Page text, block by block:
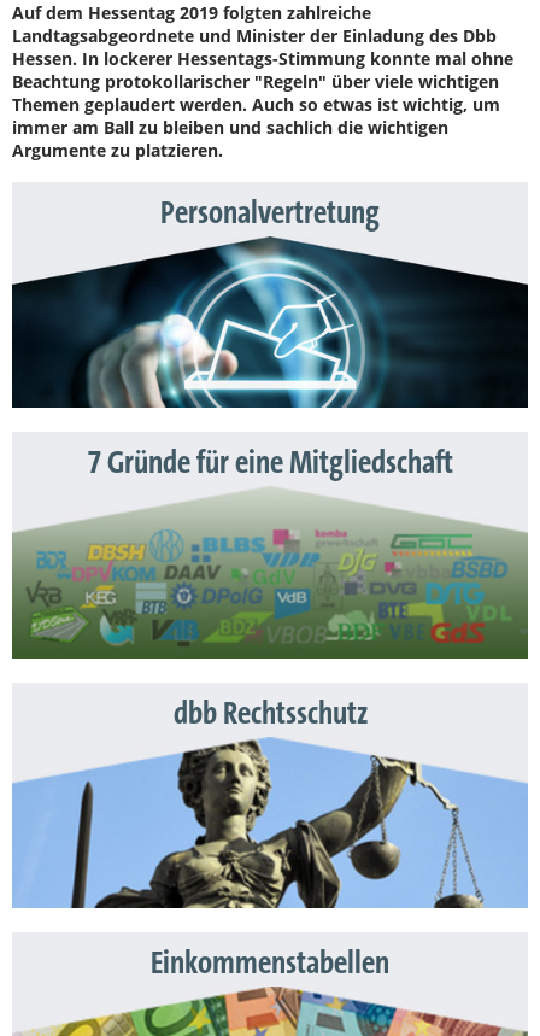
Auf dem Hessentag 2019 folgten zahlreiche
Landtagsabgeordnete und Minister der Einladung des Dbb
Hessen. In lockerer Hessentags-Stimmung konnte mal ohne
Beachtung protokollarischer "Regeln" über viele wichtigen
Themen geplaudert werden. Auch so etwas ist wichtig, um
immer am Ball zu bleiben und sachlich die wichtigen
Argumente zu platzieren.
Personalvertretung
7 Gründe für eine Mitgliedschaft
dbb Rechtsschutz
Einkommenstabellen